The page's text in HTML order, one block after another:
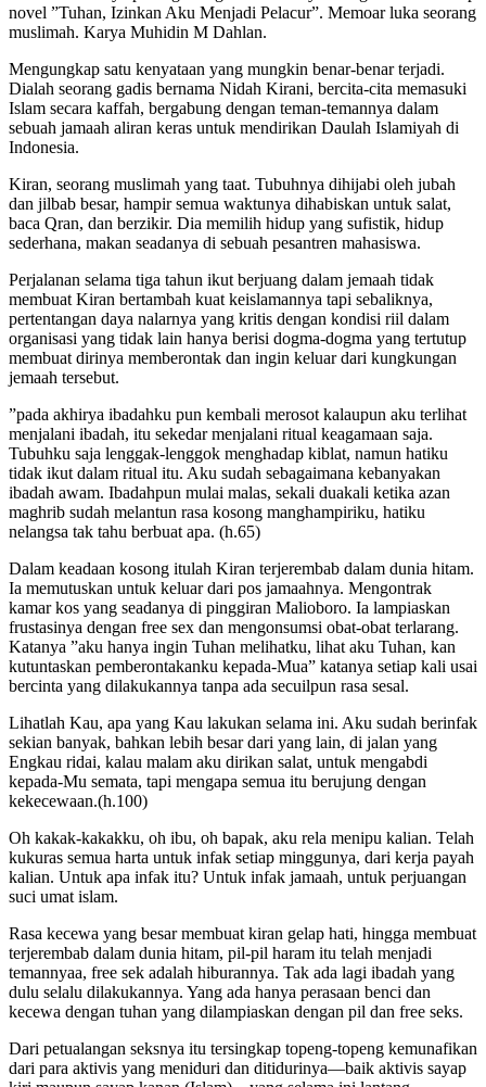
novel ”Tuhan, Izinkan Aku Menjadi Pelacur”. Memoar luka seorang
muslimah. Karya Muhidin M Dahlan.
Mengungkap satu kenyataan yang mungkin benar-benar terjadi.
Dialah seorang gadis bernama Nidah Kirani, bercita-cita memasuki
Islam secara kaffah, bergabung dengan teman-temannya dalam
sebuah jamaah aliran keras untuk mendirikan Daulah Islamiyah di
Indonesia.
Kiran, seorang muslimah yang taat. Tubuhnya dihijabi oleh jubah
dan jilbab besar, hampir semua waktunya dihabiskan untuk salat,
baca Qran, dan berzikir. Dia memilih hidup yang sufistik, hidup
sederhana, makan seadanya di sebuah pesantren mahasiswa.
Perjalanan selama tiga tahun ikut berjuang dalam jemaah tidak
membuat Kiran bertambah kuat keislamannya tapi sebaliknya,
pertentangan daya nalarnya yang kritis dengan kondisi riil dalam
organisasi yang tidak lain hanya berisi dogma-dogma yang tertutup
membuat dirinya memberontak dan ingin keluar dari kungkungan
jemaah tersebut.
”pada akhirya ibadahku pun kembali merosot kalaupun aku terlihat
menjalani ibadah, itu sekedar menjalani ritual keagamaan saja.
Tubuhku saja lenggak-lenggok menghadap kiblat, namun hatiku
tidak ikut dalam ritual itu. Aku sudah sebagaimana kebanyakan
ibadah awam. Ibadahpun mulai malas, sekali duakali ketika azan
maghrib sudah melantun rasa kosong manghampiriku, hatiku
nelangsa tak tahu berbuat apa. (h.65)
Dalam keadaan kosong itulah Kiran terjerembab dalam dunia hitam.
Ia memutuskan untuk keluar dari pos jamaahnya. Mengontrak
kamar kos yang seadanya di pinggiran Malioboro. Ia lampiaskan
frustasinya dengan free sex dan mengonsumsi obat-obat terlarang.
Katanya ”aku hanya ingin Tuhan melihatku, lihat aku Tuhan, kan
kutuntaskan pemberontakanku kepada-Mua” katanya setiap kali usai
bercinta yang dilakukannya tanpa ada secuilpun rasa sesal.
Lihatlah Kau, apa yang Kau lakukan selama ini. Aku sudah berinfak
sekian banyak, bahkan lebih besar dari yang lain, di jalan yang
Engkau ridai, kalau malam aku dirikan salat, untuk mengabdi
kepada-Mu semata, tapi mengapa semua itu berujung dengan
kekecewaan.(h.100)
Oh kakak-kakakku, oh ibu, oh bapak, aku rela menipu kalian. Telah
kukuras semua harta untuk infak setiap minggunya, dari kerja payah
kalian. Untuk apa infak itu? Untuk infak jamaah, untuk perjuangan
suci umat islam.
Rasa kecewa yang besar membuat kiran gelap hati, hingga membuat
terjerembab dalam dunia hitam, pil-pil haram itu telah menjadi
temannyaa, free sek adalah hiburannya. Tak ada lagi ibadah yang
dulu selalu dilakukannya. Yang ada hanya perasaan benci dan
kecewa dengan tuhan yang dilampiaskan dengan pil dan free seks.
Dari petualangan seksnya itu tersingkap topeng-topeng kemunafikan
dari para aktivis yang meniduri dan ditidurinya—baik aktivis sayap